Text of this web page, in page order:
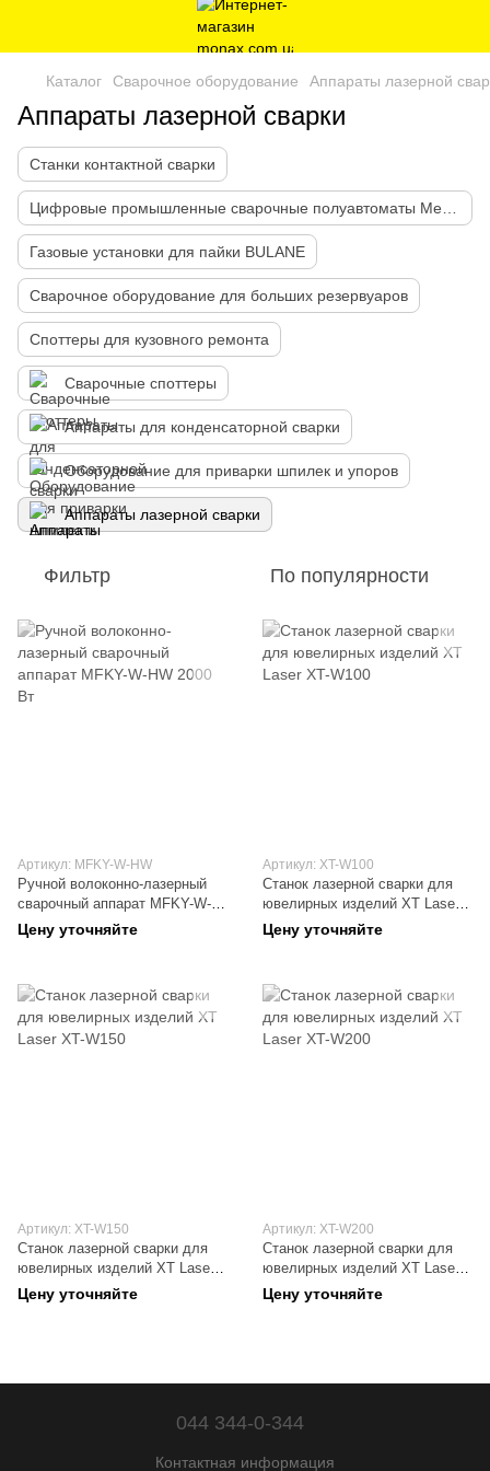
Каталог Сварочное оборудование Аппараты лазерной
Аппараты лазерной сварки
Станки контактной сварки
Газовые установки для пайки BULANE
Сварочное оборудование для больших резервуаров
Споттеры для кузовного ремонта
Сварочные споттеры
Аппараты для конденсаторной сварки
Оборудование для приварки шпилек и упоров
Аппараты лазерной сварки
Фильтр По популярности
Артикул: MFKY-W-HW
Ручной волоконно-лазерный
сварочный аппарат MFKY-W-
HW 2000 Вт
Цену уточняйте
Артикул: XT-W100
Станок лазерной сварки для
ювелирных изделий XT Laser
XT-W100
Цену уточняйте
Артикул: XT-W150
Станок лазерной сварки для
ювелирных изделий XT Laser
XT-W150
Цену уточняйте
Артикул: XT-W200
Станок лазерной сварки для
ювелирных изделий XT Laser
XT-W200
Цену уточняйте
044 344-0-344
Контактная информация